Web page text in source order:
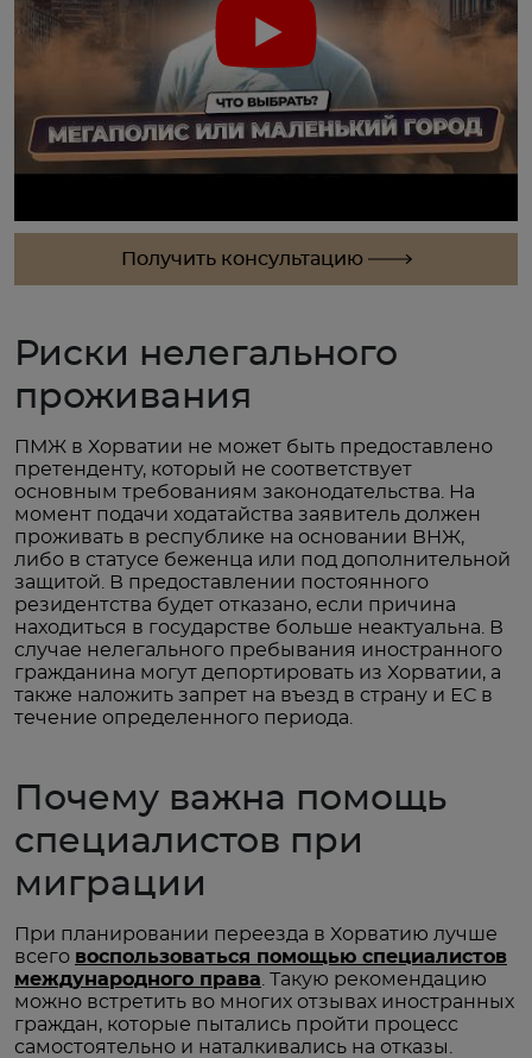
Получить консультацию
Риски нелегального
проживания
ПМЖ в Хорватии не может быть предоставлено
претенденту, который не соответствует
основным требованиям законодательства. На
момент подачи ходатайства заявитель должен
проживать в республике на основании ВНЖ,
либо в статусе беженца или под дополнительной
защитой. В предоставлении постоянного
резидентства будет отказано, если причина
находиться в государстве больше неактуальна. В
случае нелегального пребывания иностранного
гражданина могут депортировать из Хорватии, а
также наложить запрет на въезд в страну и ЕС в
течение определенного периода.
Почему важна помощь
специалистов при
миграции
При планировании переезда в Хорватию лучше
всего воспользоваться помощью специалистов
международного права . Такую рекомендацию
можно встретить во многих отзывах иностранных
граждан, которые пытались пройти процесс
самостоятельно и наталкивались на отказы.